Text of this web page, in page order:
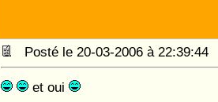
Posté le 20-03-2006 à
et oui